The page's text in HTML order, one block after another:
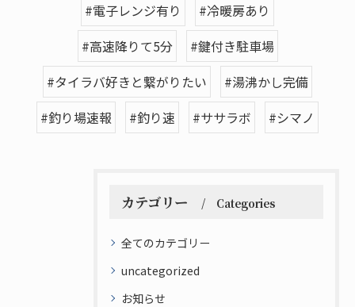
#電子レンジ有り
#冷暖房あり
#高速降りて5分
#鍵付き駐車場
#タイラバ好きと繋がりたい
#湯沸かし完備
#釣り場速報
#釣り速 #ササラボ #シマノ
カテゴリー Categories
全てのカテゴリー
uncategorized
お知らせ